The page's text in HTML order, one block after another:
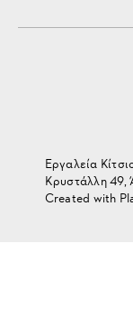
Εργαλεία
Κρυστάλλη 49,
Created with